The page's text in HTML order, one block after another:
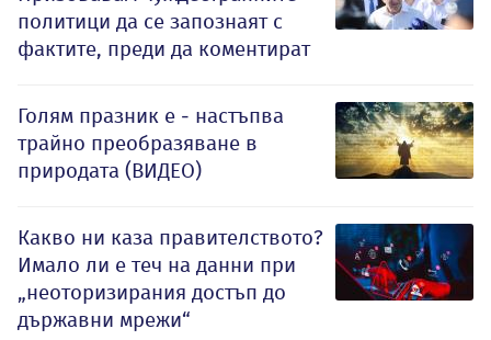
политици да се запознаят с
фактите, преди да коментират
Голям празник е - настъпва
трайно преобразяване в
природата (ВИДЕО)
Какво ни каза правителството?
Имало ли е теч на данни при
„неоторизирания достъп до
държавни мрежи“